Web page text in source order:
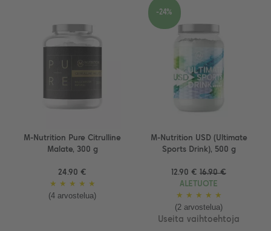
M-Nutrition Pure Citrulline
Malate, 300 g
24.90 €
★ ★ ★ ★ ★
(4 arvostelua)
M-Nutrition USD (Ultimate
Sports Drink), 500 g
12.90 € 16.90 €
ALETUOTE
★ ★ ★ ★ ★
(2 arvostelua)
Useita vaihtoehtoja
-24%